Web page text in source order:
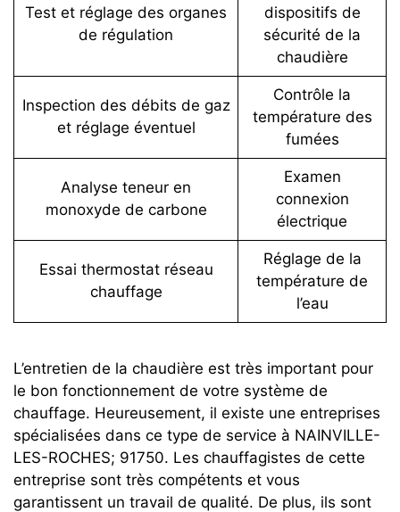
Test et réglage des organes
de régulation
dispositifs de
sécurité de la
chaudière
Inspection des débits de gaz
et réglage éventuel
Contrôle la
température des
fumées
Analyse teneur en
monoxyde de carbone
Examen
connexion
électrique
Essai thermostat réseau
chauffage
Réglage de la
température de
l’eau
L’entretien de la chaudière est très important pour
le bon fonctionnement de votre système de
chauffage. Heureusement, il existe une entreprises
spécialisées dans ce type de service à NAINVILLE-
LES-ROCHES; 91750. Les chauffagistes de cette
entreprise sont très compétents et vous
garantissent un travail de qualité. De plus, ils sont